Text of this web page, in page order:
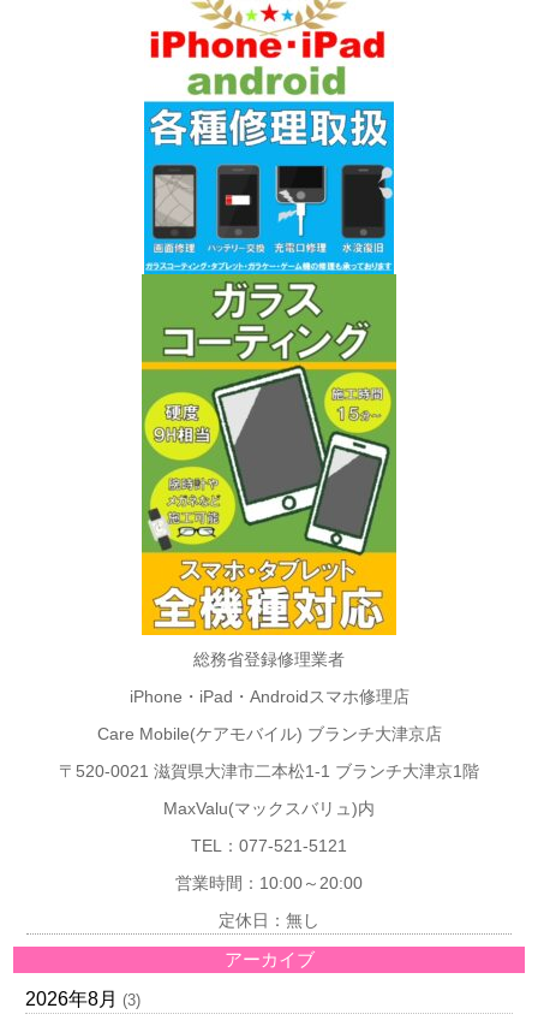
総務省登録修理業者
iPhone・iPad・Androidスマホ修理店
Care Mobile(ケアモバイル) ブランチ大津京店
〒520-0021 滋賀県大津市二本松1-1 ブランチ大津京1階
MaxValu(マックスバリュ)内
TEL：077-521-5121
営業時間：10:00～20:00
定休日：無し
アーカイブ
2026年8月 (3)